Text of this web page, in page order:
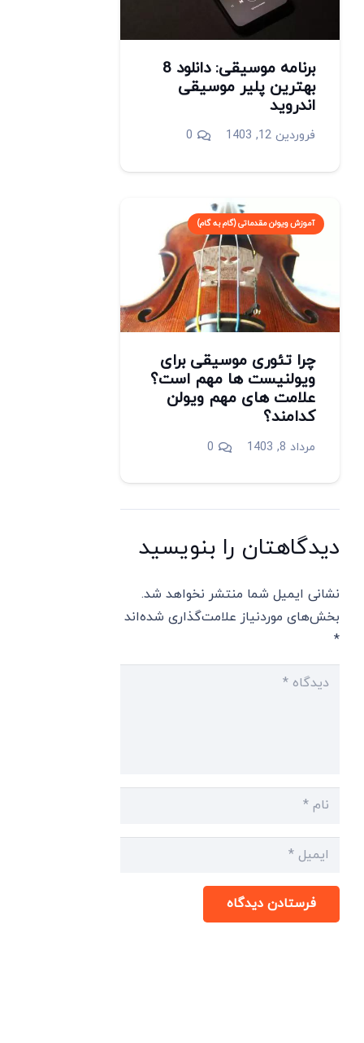
برنامه موسیقی: دانلود 8
بهترین پلیر موسیقی
اندروید
فروردین 12, 1403 0
آموزش ویولن مقدماتی (گام به گام)
چرا تئوری موسیقی برای
ویولنیست ها مهم است؟
علامت های مهم ویولن
کدامند؟
مرداد 8, 1403 0
دیدگاهتان را بنویسید
نشانی ایمیل شما منتشر نخواهد شد.
بخش‌های موردنیاز علامت‌گذاری شده‌اند
*
فرستادن دیدگاه